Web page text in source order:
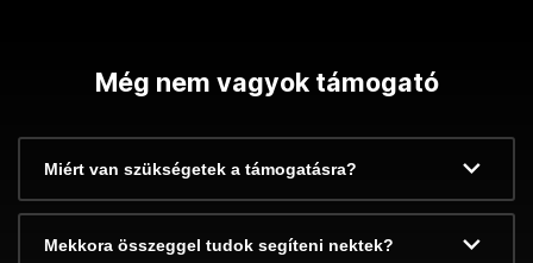
Még nem vagyok támogató
Miért van szükségetek a támogatásra?
Mekkora összeggel tudok segíteni nektek?